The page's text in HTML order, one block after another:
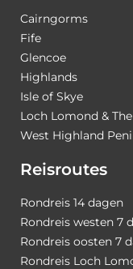
Cairngorms
Fife
Glencoe
Highlands
Isle of Skye
Loch Lomond &
West Highland
Reisroutes
Rondreis 14 dagen
Rondreis westen 7
Rondreis oosten 7
Rondreis Loch